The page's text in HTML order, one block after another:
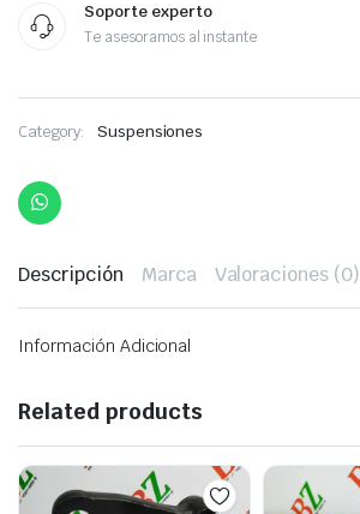
Soporte experto
Te asesoramos al instante
Category: Suspensiones
Descripción Marca Valoraciones (0)
Información Adicional
Related products